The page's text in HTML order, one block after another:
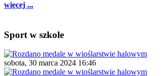
więcej ...
Sport w szkole
sobota, 30 marca 2024 16:46